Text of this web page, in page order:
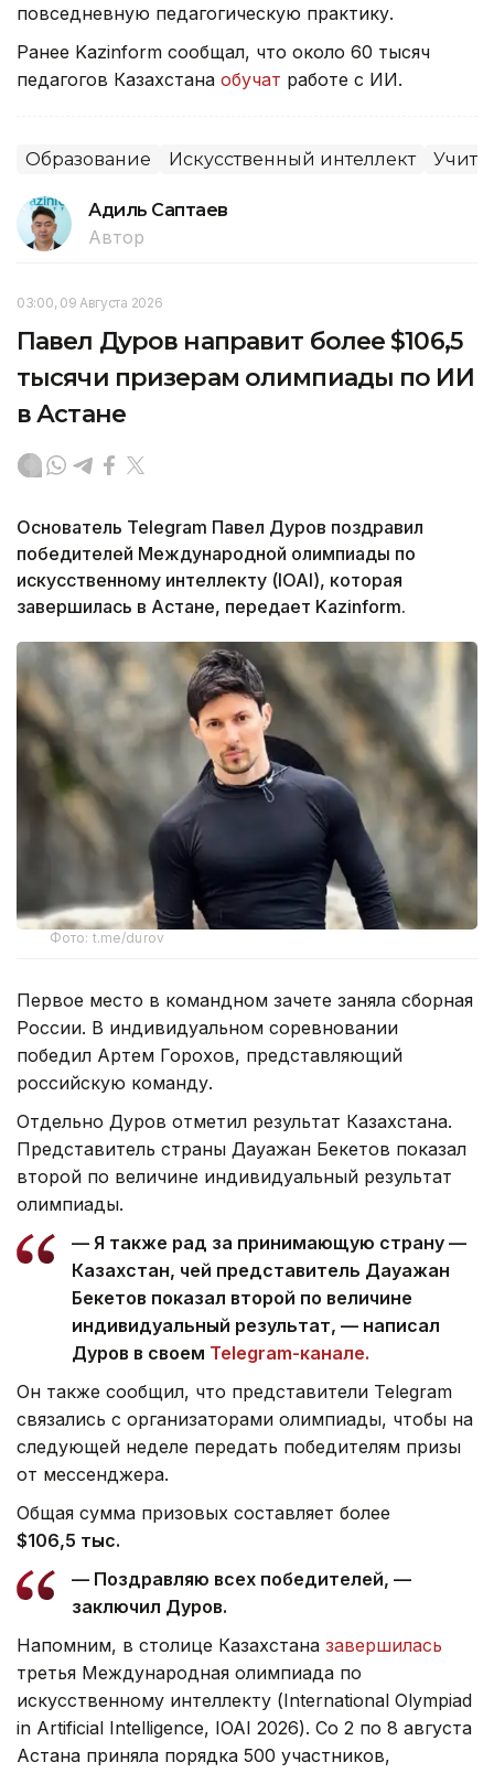
повседневную педагогическую практику.
Ранее Kazinform сообщал, что около 60 тысяч
педагогов Казахстана обучат работе с ИИ.
Образование Искусственный интеллект
Адиль Саптаев
Автор
03:00, 09 Августа 2026
Павел Дуров направит более $106,5
тысячи призерам олимпиады по ИИ
в Астане
Основатель Telegram Павел Дуров поздравил
победителей Международной олимпиады по
искусственному интеллекту (IOAI), которая
завершилась в Астане, передает Kazinform.
Фото: t.me/durov
Первое место в командном зачете заняла сборная
России. В индивидуальном соревновании
победил Артем Горохов, представляющий
российскую команду.
Отдельно Дуров отметил результат Казахстана.
Представитель страны Дауажан Бекетов показал
второй по величине индивидуальный результат
олимпиады.
— Я также рад за принимающую страну —
Казахстан, чей представитель Дауажан
Бекетов показал второй по величине
индивидуальный результат, — написал
Дуров в своем Telegram-канале.
Он также сообщил, что представители Telegram
связались с организаторами олимпиады, чтобы на
следующей неделе передать победителям призы
от мессенджера.
Общая сумма призовых составляет более
$106,5 тыс.
— Поздравляю всех победителей, —
заключил Дуров.
Напомним, в столице Казахстана завершилась
третья Международная олимпиада по
искусственному интеллекту (International Olympiad
in Artificial Intelligence, IOAI 2026). Со 2 по 8 августа
Астана приняла порядка 500 участников,